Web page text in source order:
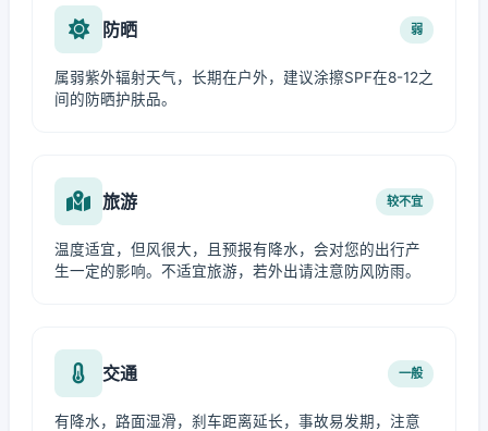
防晒 弱
属弱紫外辐射天气，长期在户外，建议涂擦SPF在8-12之
间的防晒护肤品。
旅游 较不宜
温度适宜，但风很大，且预报有降水，会对您的出行产
生一定的影响。不适宜旅游，若外出请注意防风防雨。
交通 一般
有降水，路面湿滑，刹车距离延长，事故易发期，注意